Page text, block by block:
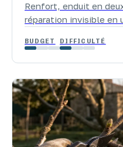
Renfort, enduit en
réparation invisible en
BUDGET DIFFICULTÉ